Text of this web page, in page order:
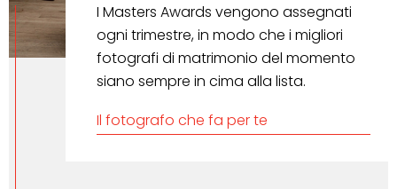
I Masters Awards vengono assegnati
ogni trimestre, in modo che i migliori
fotografi di matrimonio del momento
siano sempre in cima alla lista.
Il fotografo che fa per te